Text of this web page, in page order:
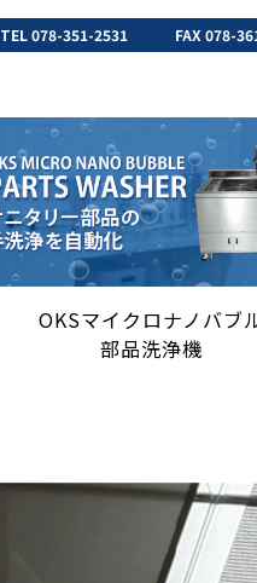
TEL 078-351-2531 FAX 078-
OKSマイクロナノバブ
部品洗浄機